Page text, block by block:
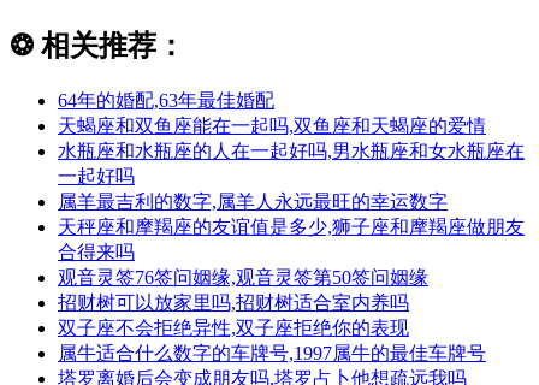
❂ 相关推荐：
64年的婚配,63年最佳婚配
天蝎座和双鱼座能在一起吗,双鱼座和天蝎座的爱情
水瓶座和水瓶座的人在一起好吗,男水瓶座和女水瓶座在
一起好吗
属羊最吉利的数字,属羊人永远最旺的幸运数字
天秤座和摩羯座的友谊值是多少,狮子座和摩羯座做朋友
合得来吗
观音灵签76签问姻缘,观音灵签第50签问姻缘
招财树可以放家里吗,招财树适合室内养吗
双子座不会拒绝异性,双子座拒绝你的表现
属牛适合什么数字的车牌号,1997属牛的最佳车牌号
塔罗离婚后会变成朋友吗,塔罗占卜他想疏远我吗